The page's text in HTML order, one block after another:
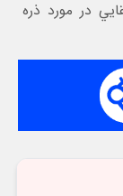
در مورد ذره